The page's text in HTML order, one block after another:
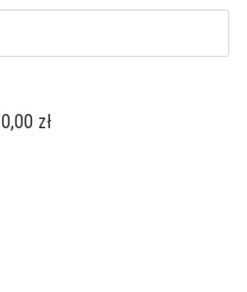
0,00 zł